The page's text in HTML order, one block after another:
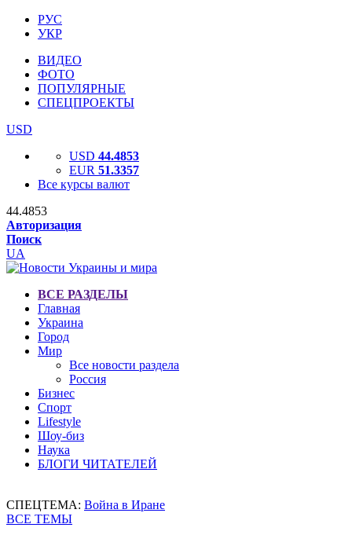
РУС
УКР
ВИДЕО
ФОТО
ПОПУЛЯРНЫЕ
СПЕЦПРОЕКТЫ
USD
USD 44.4853
EUR 51.3357
Все курсы валют
44.4853
Авторизация
Поиск
UA
ВСЕ РАЗДЕЛЫ
Главная
Украина
Город
Мир
Все новости раздела
Россия
Бизнес
Спорт
Lifestyle
Шоу-биз
Наука
БЛОГИ ЧИТАТЕЛЕЙ
СПЕЦТЕМА: Война в Иране
ВСЕ ТЕМЫ